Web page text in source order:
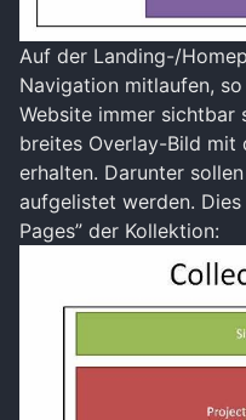
Auf der Landing-/
Navigation mitlaufen,
Website immer sichtbar
breites Overlay-Bild mit
erhalten. Darunter
aufgelistet werden.
Pages” der Kollektion: